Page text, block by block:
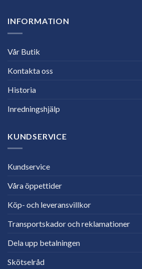
INFORMATION
Vår Butik
Kontakta oss
Historia
Inredningshjälp
KUNDSERVICE
Kundservice
Våra öppettider
Köp- och leveransvillkor
Transportskador och reklamationer
Dela upp betalningen
Skötselråd